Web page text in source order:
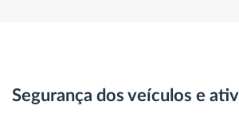
Segurança dos veículos e